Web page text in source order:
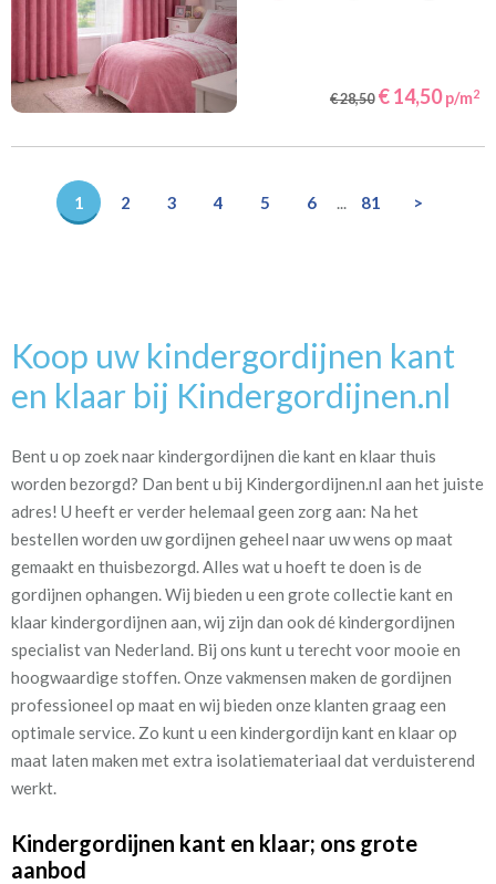
€ 28,50 € 14,50 p/m2
1 2 3 4 5 6 ... 81 >
Koop uw kindergordijnen kant
en klaar bij Kindergordijnen.nl
Bent u op zoek naar kindergordijnen die kant en klaar thuis
worden bezorgd? Dan bent u bij Kindergordijnen.nl aan het juiste
adres! U heeft er verder helemaal geen zorg aan: Na het
bestellen worden uw gordijnen geheel naar uw wens op maat
gemaakt en thuisbezorgd. Alles wat u hoeft te doen is de
gordijnen ophangen. Wij bieden u een grote collectie kant en
klaar kindergordijnen aan, wij zijn dan ook dé kindergordijnen
specialist van Nederland. Bij ons kunt u terecht voor mooie en
hoogwaardige stoffen. Onze vakmensen maken de gordijnen
professioneel op maat en wij bieden onze klanten graag een
optimale service. Zo kunt u een kindergordijn kant en klaar op
maat laten maken met extra isolatiemateriaal dat verduisterend
werkt.
Kindergordijnen kant en klaar; ons grote
aanbod